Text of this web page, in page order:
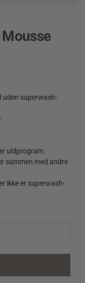
uden superwash-
uldprogram.
sammen med andre
ikke er superwash-